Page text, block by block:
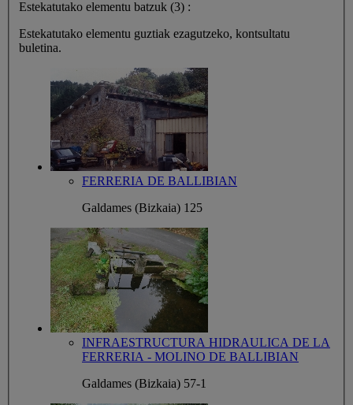
Estekatutako elementu batzuk (3) :
Estekatutako elementu guztiak ezagutzeko, kontsultatu
buletina.
FERRERIA DE BALLIBIAN
Galdames (Bizkaia) 125
INFRAESTRUCTURA HIDRAULICA DE LA
FERRERIA - MOLINO DE BALLIBIAN
Galdames (Bizkaia) 57-1